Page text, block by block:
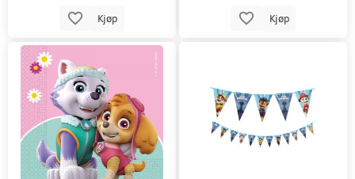
Kjøp Kjøp